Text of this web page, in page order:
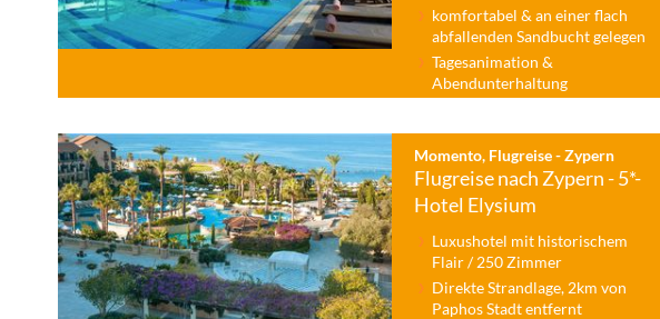
komfortabel & an einer flach
abfallenden Sandbucht gelegen
Tagesanimation &
Abendunterhaltung
Momento, Flugreise - Zypern
Flugreise nach Zypern - 5*-
Hotel Elysium
Luxushotel mit historischem
Flair / 250 Zimmer
Direkte Strandlage, 2km von
Paphos Stadt entfernt